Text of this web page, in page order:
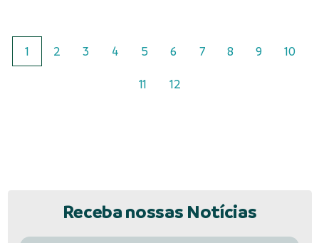
1 2 3 4 5 6 7 8 9 10
11 12
Receba nossas Notícias